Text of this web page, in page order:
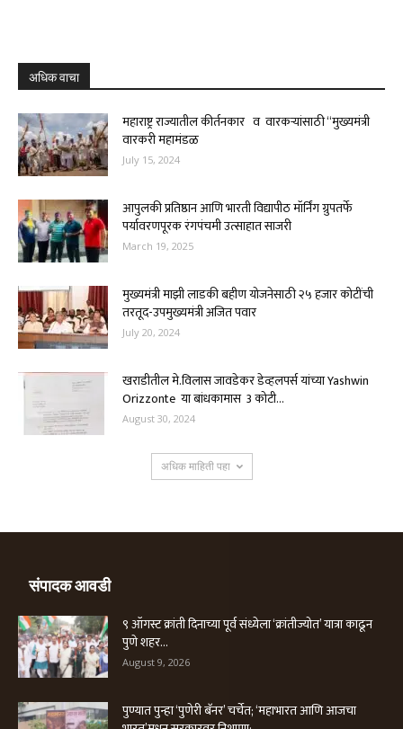
अधिक वाचा
महाराष्ट्र राज्यातील कीर्तनकार व वारकऱ्यांसाठी “मुख्यमंत्री
वारकरी महामंडळ
July 15, 2024
आपुलकी प्रतिष्ठान आणि भारती विद्यापीठ मॉर्निंग ग्रुपतर्फे
पर्यावरणपूरक रंगपंचमी उत्साहात साजरी
March 19, 2025
मुख्यमंत्री माझी लाडकी बहीण योजनेसाठी २५ हजार कोटींची
तरतूद-उपमुख्यमंत्री अजित पवार
July 20, 2024
खराडीतील मे.विलास जावडेकर डेव्हलपर्स यांच्या Yashwin
Orizzonte या बांधकामास 3 कोटी...
August 30, 2024
अधिक माहिती पहा
संपादक आवडी
९ ऑगस्ट क्रांती दिनाच्या पूर्व संध्येला ‘क्रांतीज्योत’ यात्रा काढून
पुणे शहर...
August 9, 2026
पुण्यात पुन्हा ‘पुणेरी बॅनर’ चर्चेत; ‘महाभारत आणि आजचा